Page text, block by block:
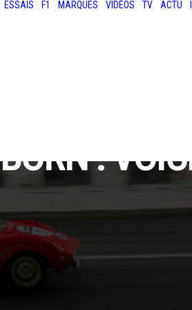
ESSAIS F1 MARQUES VIDÉOS TV ACTU
: